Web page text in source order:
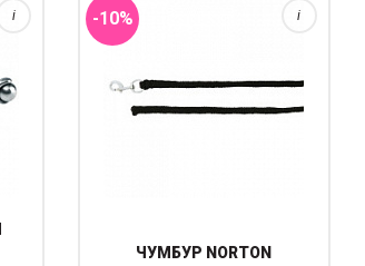
i -10%
ЧУМБУР NORTON
i